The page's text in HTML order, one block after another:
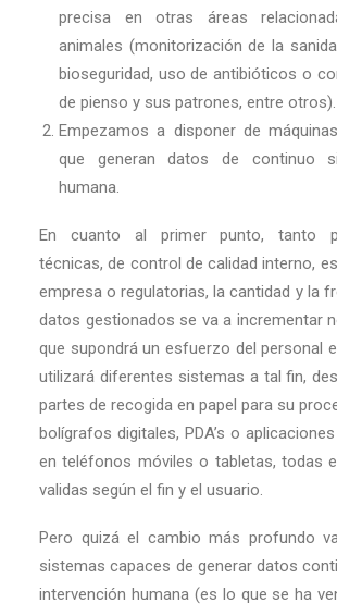
precisa en otras áreas
animales (monitorización de la
bioseguridad, uso de antibióticos o
de pienso y sus patrones, entre otros).
Empezamos a disponer de
que generan datos de continuo
humana.
En cuanto al primer punto, tanto
técnicas, de control de calidad interno,
empresa o regulatorias, la cantidad y la
datos gestionados se va a incrementar
que supondrá un esfuerzo del personal
utilizará diferentes sistemas a tal fin,
partes de recogida en papel para su
bolígrafos digitales, PDA’s o
en teléfonos móviles o tabletas, todas
validas según el fin y el usuario.
Pero quizá el cambio más profundo
sistemas capaces de generar datos
intervención humana (es lo que se ha